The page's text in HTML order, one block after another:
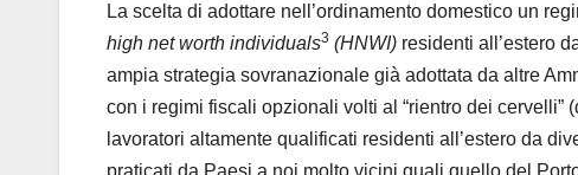
La scelta di adottare nell’ordinamento domestico un
high net worth individuals3 (HNWI) residenti all’estero
ampia strategia sovranazionale già adottata da altre
con i regimi fiscali opzionali volti al “rientro dei
lavoratori altamente qualificati residenti all’estero da